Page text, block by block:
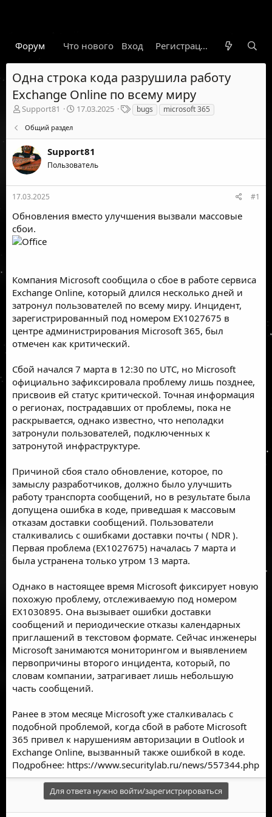
Форум Что нового Гарант Новости
Вход Регистрация
Одна строка кода разрушила работу
Exchange Online по всему миру
А
о
р
т
е
м
ы
Support81
Д
а
н
а
а
17.03.2025
Т
е
и
bugs microsoft 365
Общий раздел
Support81
Пользователь
17.03.2025 #1
Обновления вместо улучшения вызвали массовые
сбои.
Компания Microsoft сообщила о сбое в работе сервиса
Exchange Online, который длился несколько дней и
затронул пользователей по всему миру. Инцидент,
зарегистрированный под номером EX1027675 в
центре администрирования Microsoft 365, был
отмечен как критический.
Сбой начался 7 марта в 12:30 по UTC, но Microsoft
официально зафиксировала проблему лишь позднее,
присвоив ей статус критической. Точная информация
о регионах, пострадавших от проблемы, пока не
раскрывается, однако известно, что неполадки
затронули пользователей, подключенных к
затронутой инфраструктуре.
Причиной сбоя стало обновление, которое, по
замыслу разработчиков, должно было улучшить
работу транспорта сообщений, но в результате была
допущена ошибка в коде, приведшая к массовым
отказам доставки сообщений. Пользователи
сталкивались с ошибками доставки почты ( NDR ).
Первая проблема (EX1027675) началась 7 марта и
была устранена только утром 13 марта.
Однако в настоящее время Microsoft фиксирует новую
похожую проблему, отслеживаемую под номером
EX1030895. Она вызывает ошибки доставки
сообщений и периодические отказы календарных
приглашений в текстовом формате. Сейчас инженеры
Microsoft занимаются мониторингом и выявлением
первопричины второго инцидента, который, по
словам компании, затрагивает лишь небольшую
часть сообщений.
Ранее в этом месяце Microsoft уже сталкивалась с
подобной проблемой, когда сбой в работе Microsoft
365 привел к нарушениям авторизации в Outlook и
Exchange Online, вызванный также ошибкой в коде.
Подробнее: https://www.securitylab.ru/news/557344.php
Для ответа нужно войти/зарегистрироваться